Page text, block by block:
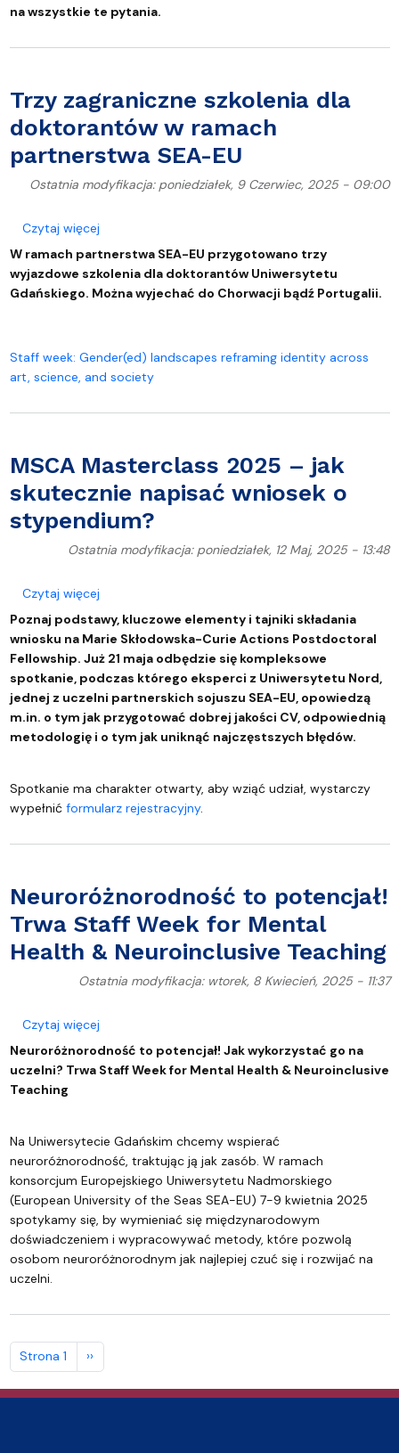
na wszystkie te pytania.
Trzy zagraniczne szkolenia dla
doktorantów w ramach
partnerstwa SEA-EU
Ostatnia modyfikacja: poniedziałek, 9 Czerwiec, 2025 - 09:00
Czytaj więcejo Trzy zagraniczne szkolenia dla doktorantów w
W ramach partnerstwa SEA-EU przygotowano trzy
wyjazdowe szkolenia dla doktorantów Uniwersytetu
Gdańskiego. Można wyjechać do Chorwacji bądź Portugalii.
Staff week: Gender(ed) landscapes reframing identity across
art, science, and society
MSCA Masterclass 2025 – jak
skutecznie napisać wniosek o
stypendium?
Ostatnia modyfikacja: poniedziałek, 12 Maj, 2025 - 13:48
Czytaj więcejo MSCA Masterclass 2025 – jak skutecznie
Poznaj podstawy, kluczowe elementy i tajniki składania
wniosku na Marie Skłodowska-Curie Actions Postdoctoral
Fellowship. Już 21 maja odbędzie się kompleksowe
spotkanie, podczas którego eksperci z Uniwersytetu Nord,
jednej z uczelni partnerskich sojuszu SEA-EU, opowiedzą
m.in. o tym jak przygotować dobrej jakości CV, odpowiednią
metodologię i o tym jak uniknąć najczęstszych błędów.
Spotkanie ma charakter otwarty, aby wziąć udział, wystarczy
wypełnić formularz rejestracyjny.
Neuroróżnorodność to potencjał!
Trwa Staff Week for Mental
Health & Neuroinclusive Teaching
Ostatnia modyfikacja: wtorek, 8 Kwiecień, 2025 - 11:37
Czytaj więcejo Neuroróżnorodność to potencjał! Trwa Staff
Neuroróżnorodność to potencjał! Jak wykorzystać go na
uczelni? Trwa Staff Week for Mental Health & Neuroinclusive
Teaching
Na Uniwersytecie Gdańskim chcemy wspierać
neuroróżnorodność, traktując ją jak zasób. W ramach
konsorcjum Europejskiego Uniwersytetu Nadmorskiego
(European University of the Seas SEA-EU) 7-9 kwietnia 2025
spotykamy się, by wymieniać się międzynarodowym
doświadczeniem i wypracowywać metody, które pozwolą
osobom neuroróżnorodnym jak najlepiej czuć się i rozwijać na
uczelni.
Stronicowanie
Strona 1 Następna strona
››